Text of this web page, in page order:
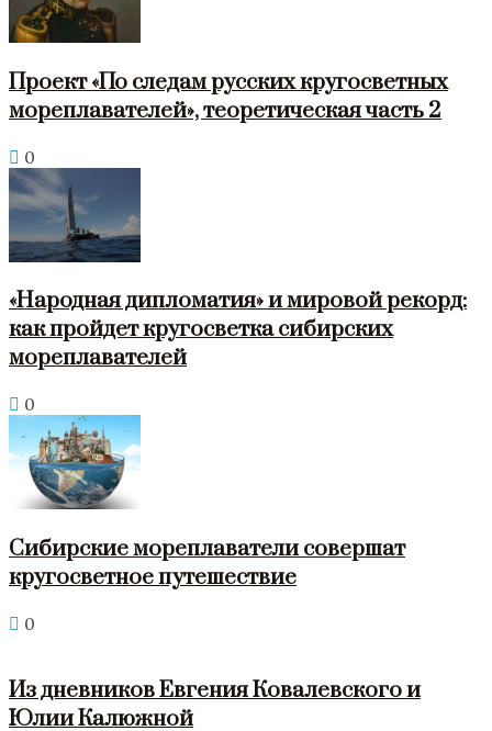
Проект «По следам русских кругосветных
мореплавателей», теоретическая часть 2
0
«Народная дипломатия» и мировой рекорд:
как пройдет кругосветка сибирских
мореплавателей
0
Сибирские мореплаватели совершат
кругосветное путешествие
0
Из дневников Евгения Ковалевского и
Юлии Калюжной